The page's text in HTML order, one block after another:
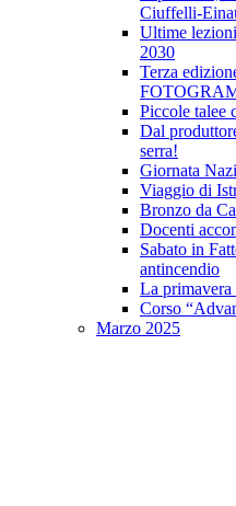
Ciuffelli-
Ultime
2030
Terza
Piccole talee
Dal
serra!
Giornata
Viaggio di
Bronzo da
Docenti
Sabato in
antincendio
La primavera
Corso
Marzo 2025